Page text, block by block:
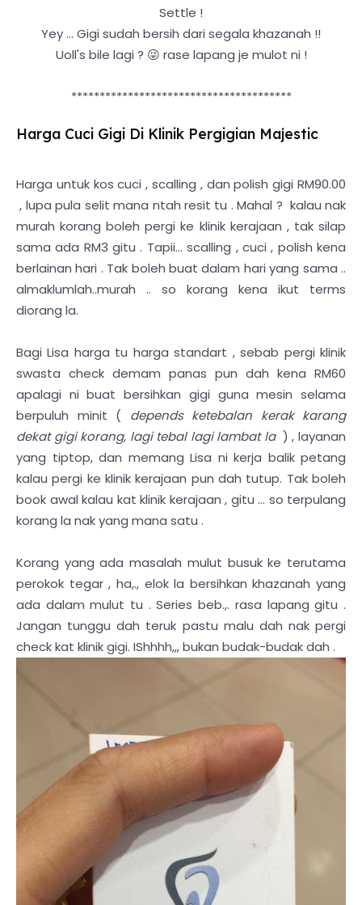
Settle !
Yey ... Gigi sudah bersih dari segala khazanah !!
Uoll's bile lagi ? 😜 rase lapang je mulot ni !
***************************************
Harga Cuci Gigi Di Klinik Pergigian Majestic
Harga untuk kos cuci , scalling , dan polish gigi RM90.00
, lupa pula selit mana ntah resit tu . Mahal ? kalau nak
murah korang boleh pergi ke klinik kerajaan , tak silap
sama ada RM3 gitu . Tapii... scalling , cuci , polish kena
berlainan hari . Tak boleh buat dalam hari yang sama ..
almaklumlah..murah .. so korang kena ikut terms
diorang la.
Bagi Lisa harga tu harga standart , sebab pergi klinik
swasta check demam panas pun dah kena RM60
apalagi ni buat bersihkan gigi guna mesin selama
berpuluh minit ( depends ketebalan kerak karang
dekat gigi korang, lagi tebal lagi lambat la ) , layanan
yang tiptop, dan memang Lisa ni kerja balik petang
kalau pergi ke klinik kerajaan pun dah tutup. Tak boleh
book awal kalau kat klinik kerajaan , gitu ... so terpulang
korang la nak yang mana satu .
Korang yang ada masalah mulut busuk ke terutama
perokok tegar , ha,., elok la bersihkan khazanah yang
ada dalam mulut tu . Series beb.,. rasa lapang gitu .
Jangan tunggu dah teruk pastu malu dah nak pergi
check kat klinik gigi. IShhhh,,, bukan budak-budak dah .